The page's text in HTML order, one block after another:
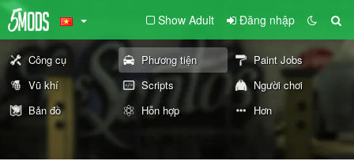
Show Adult Đăng nhập
Công cụ Phương tiện
Paint Jobs
Vũ khí
Scripts
Người chơi
Bản đồ
Hỗn hợp Hơn